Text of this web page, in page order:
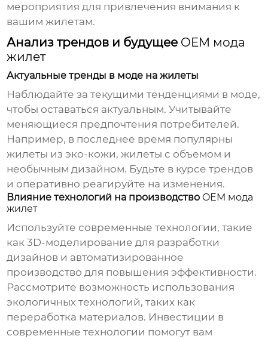
мероприятия для привлечения внимания к
вашим жилетам.
Анализ трендов и будущее OEM мода
жилет
Актуальные тренды в моде на жилеты
Наблюдайте за текущими тенденциями в моде,
чтобы оставаться актуальным. Учитывайте
меняющиеся предпочтения потребителей.
Например, в последнее время популярны
жилеты из эко-кожи, жилеты с объемом и
необычным дизайном. Будьте в курсе трендов
и оперативно реагируйте на изменения.
Влияние технологий на производствоOEM мода
жилет
Используйте современные технологии, такие
как 3D-моделирование для разработки
дизайнов и автоматизированное
производство для повышения эффективности.
Рассмотрите возможность использования
экологичных технологий, таких как
переработка материалов. Инвестиции в
современные технологии помогут вам